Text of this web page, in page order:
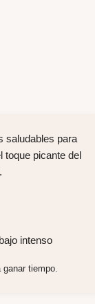
saludables para
toque picante del
intenso
tiempo.